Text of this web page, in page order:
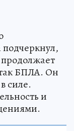
БПЛА. Он
силе.
и